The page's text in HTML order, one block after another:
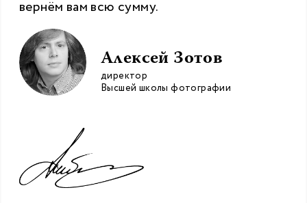
вернём вам всю сумму.
Алексей Зотов
директор
Высшей школы фотографии